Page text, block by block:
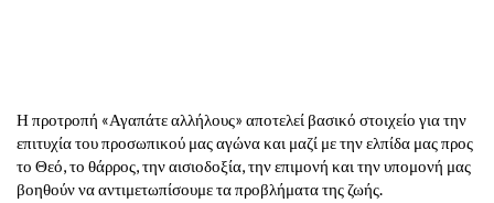
Η προτροπή «Αγαπάτε αλλήλους» αποτελεί βασικό στοιχείο για την
επιτυχία του προσωπικού μας αγώνα και μαζί με την ελπίδα μας προς
το Θεό, το θάρρος, την αισιοδοξία, την επιμονή και την υπομονή μας
βοηθούν να αντιμετωπίσουμε τα προβλήματα της ζωής.